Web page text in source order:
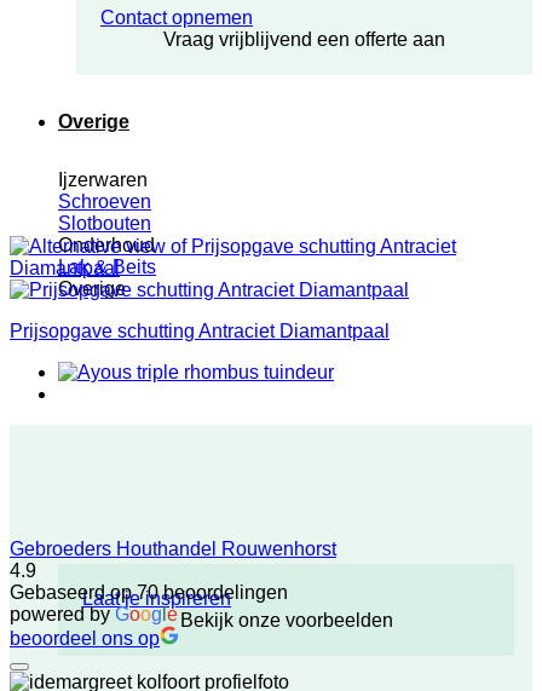
Contact opnemen
Vraag vrijblijvend een offerte aan
Overige
Ijzerwaren
Schroeven
Slotbouten
Onderhoud
Lak & Beits
Overige
Laat je inspireren
Bekijk onze voorbeelden
Prijsopgave schutting Antraciet Diamantpaal
Gebroeders Houthandel Rouwenhorst
4.9
Gebaseerd op 70 beoordelingen
powered byGoogle
beoordeel ons op